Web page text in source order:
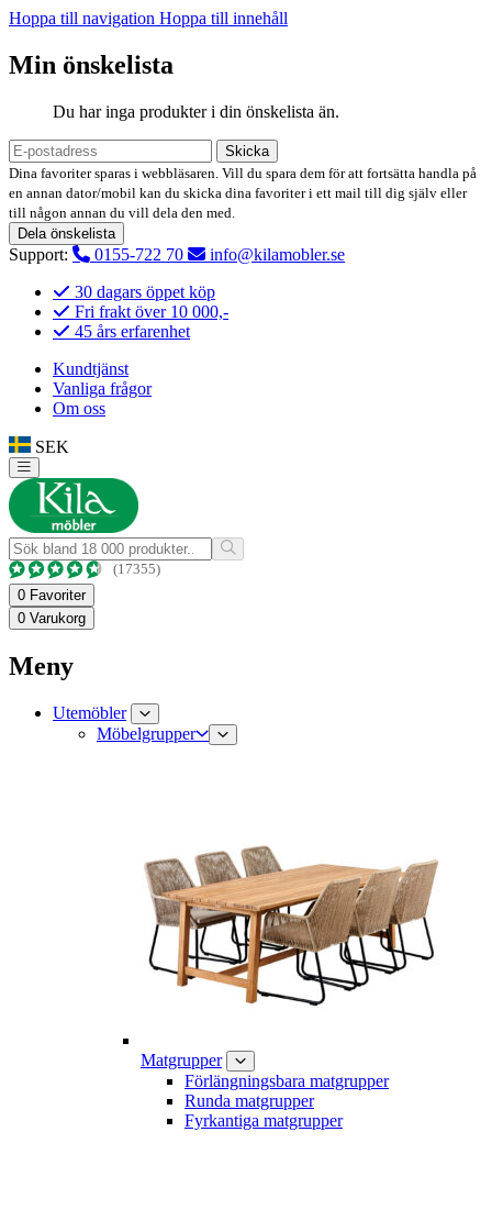
Hoppa till navigation Hoppa till innehåll
Min önskelista
Du har inga produkter i din önskelista än.
Skicka
Dina favoriter sparas i webbläsaren. Vill du spara dem för att fortsätta handla på
en annan dator/mobil kan du skicka dina favoriter i ett mail till dig själv eller
till någon annan du vill dela den med.
Dela önskelista
Support: 0155-722 70
info@kilamobler.se
30 dagars öppet köp
Fri frakt över 10 000,-
45 års erfarenhet
Kundtjänst
Vanliga frågor
Om oss
SEK
(17355)
0 Favoriter
0 Varukorg
Meny
Utemöbler
Möbelgrupper
Matgrupper
Förlängningsbara matgrupper
Runda matgrupper
Fyrkantiga matgrupper